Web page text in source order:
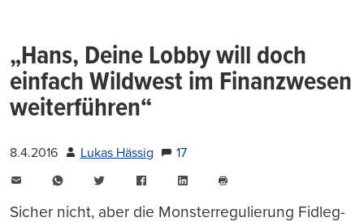
„Hans, Deine Lobby will doch
einfach Wildwest im Finanzwesen
weiterführen“
8.4.2016 Lukas Hässig
17
WhatsAppTwitter FacebookLinkedIn
drucken
Sicher nicht, aber die Monsterregulierung Fidleg-